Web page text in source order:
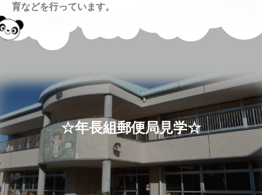
育などを行っています。
☆年長組郵便局見学☆